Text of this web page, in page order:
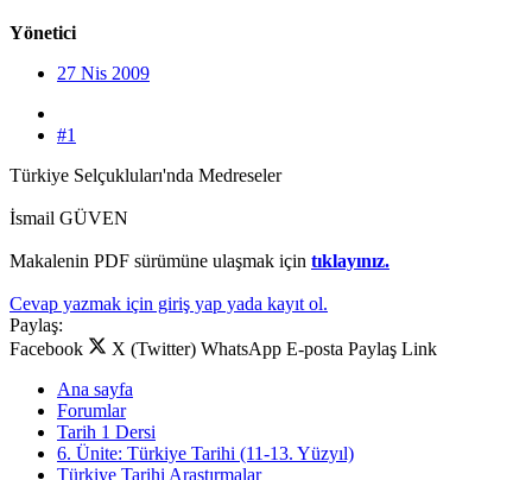
Yönetici
27 Nis 2009
#1
Türkiye Selçukluları'nda Medreseler
İsmail GÜVEN
Makalenin PDF sürümüne ulaşmak için tıklayınız.
Cevap yazmak için giriş yap yada kayıt ol.
Paylaş:
Facebook
X (Twitter) WhatsApp E-posta Paylaş Link
Ana sayfa
Forumlar
Tarih 1 Dersi
6. Ünite: Türkiye Tarihi (11-13. Yüzyıl)
Türkiye Tarihi Araştırmalar